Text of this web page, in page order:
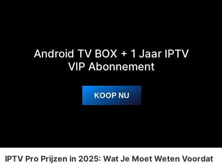
Android TV BOX + 1 Jaar IPTV
VIP Abonnement
KOOP NU
IPTV Pro Prijzen in 2025: Wat Je Moet Weten Voordat